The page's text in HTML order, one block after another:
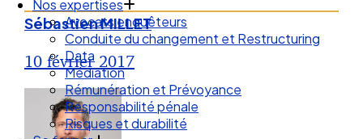
Nos expertises
Avocats enquêteurs
Conduite du changement et Restructuring
Data
Médiation
Rémunération et Prévoyance
Responsabilité pénale
Risques et durabilité
Sébastien MILLET
10 février 2017